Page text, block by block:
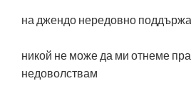
на джендо нередовно
никой не може да ми отнеме
недоволствам